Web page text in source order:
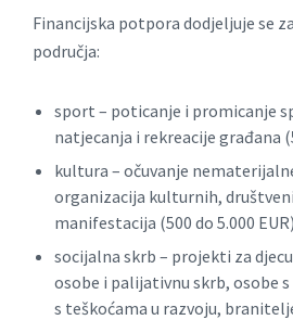
Financijska potpora dodjeljuje se
područja:
sport – poticanje i promicanje
natjecanja i rekreacije građana
kultura – očuvanje
organizacija kulturnih,
manifestacija (500 do 5.000 EUR)
socijalna skrb – projekti za
osobe i palijativnu skrb, osobe
s teškoćama u razvoju,